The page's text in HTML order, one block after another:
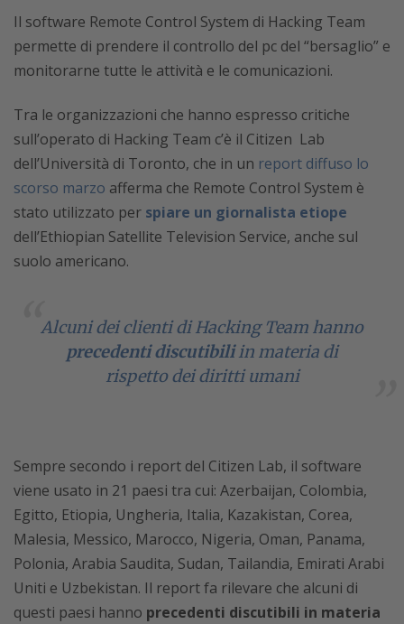
Il software Remote Control System di Hacking Team
permette di prendere il controllo del pc del “bersaglio” e
monitorarne tutte le attività e le comunicazioni.
Tra le organizzazioni che hanno espresso critiche
sull’operato di Hacking Team c’è il Citizen Lab
dell’Università di Toronto, che in un report diffuso lo
scorso marzo afferma che Remote Control System è
stato utilizzato per spiare un giornalista etiope
dell’Ethiopian Satellite Television Service, anche sul
suolo americano.
Alcuni dei clienti di Hacking Team hanno
precedenti discutibiliin materia di
rispetto dei diritti umani
Sempre secondo i report del Citizen Lab, il software
viene usato in 21 paesi tra cui: Azerbaijan, Colombia,
Egitto, Etiopia, Ungheria, Italia, Kazakistan, Corea,
Malesia, Messico, Marocco, Nigeria, Oman, Panama,
Polonia, Arabia Saudita, Sudan, Tailandia, Emirati Arabi
Uniti e Uzbekistan. Il report fa rilevare che alcuni di
questi paesi hanno precedenti discutibili in materia